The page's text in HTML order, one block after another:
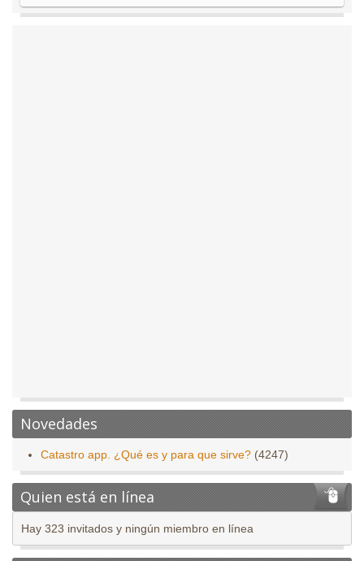
Novedades
Catastro app. ¿Qué es y para que sirve? (4247)
Quien está en línea
Hay 323 invitados y ningún miembro en línea